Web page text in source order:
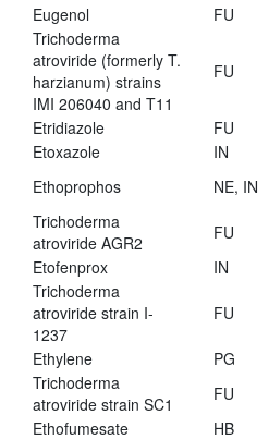
Eugenol FU
Trichoderma
atroviride (formerly T.
harzianum) strains
IMI 206040 and T11
FU
Etridiazole FU
Etoxazole
IN
Ethoprophos
NE, IN
Trichoderma
atroviride AGR2
FU
Etofenprox
IN
Trichoderma
atroviride strain I-
1237
FU
Ethylene PG
Trichoderma
atroviride strain SC1
FU
Ethofumesate
HB